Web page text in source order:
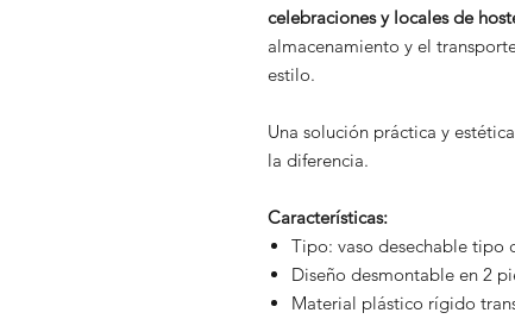
celebraciones y locales de
almacenamiento y el
estilo.
Una solución práctica y
la diferencia.
Características:
Tipo: vaso desechable tipo
Diseño desmontable en 2
Material plástico rígido